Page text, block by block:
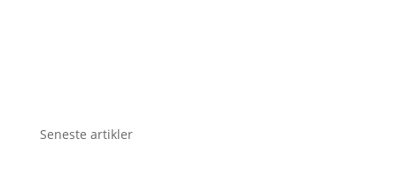
Seneste artikler